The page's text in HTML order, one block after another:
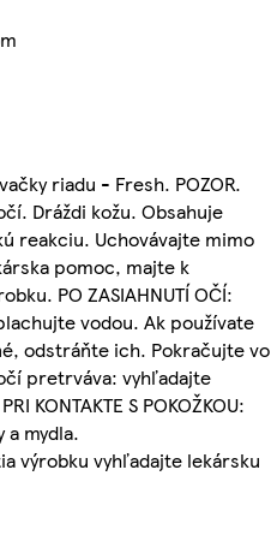
riadu - Fresh. POZOR.
Dráždi kožu. Obsahuje
reakciu. Uchovávajte mimo
pomoc, majte k
PO ZASIAHNUTÍ OČÍ:
vodou. Ak používate
odstráňte ich. Pokračujte vo
pretrváva: vyhľadajte
KONTAKTE S POKOŽKOU:
a mydla.
výrobku vyhľadajte lekársku